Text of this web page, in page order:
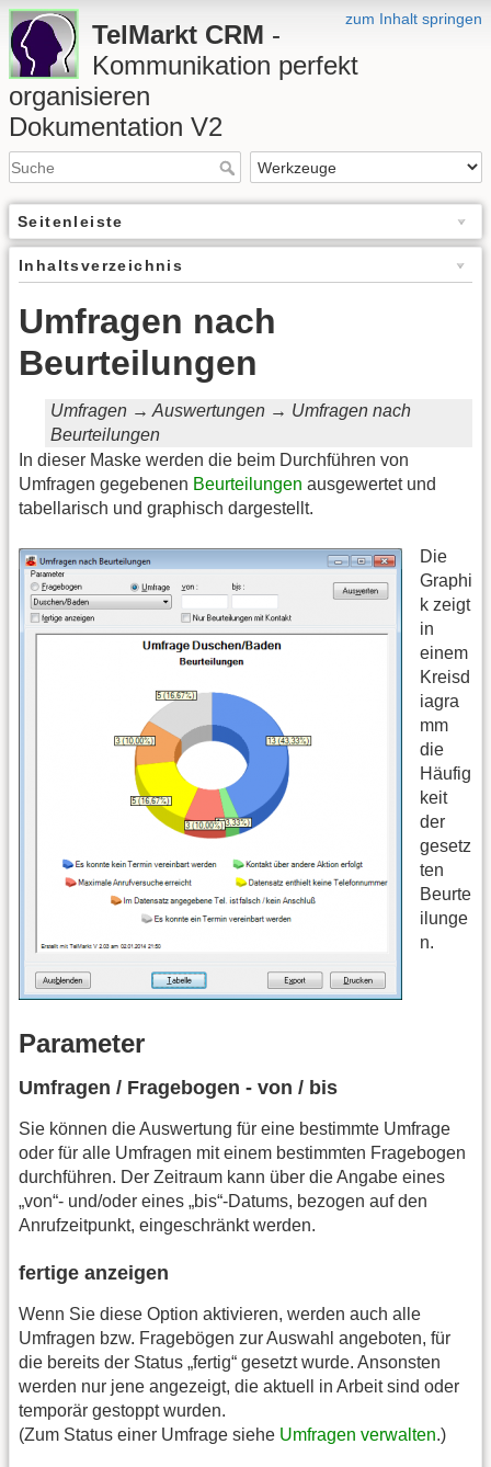
zum Inhalt springen
TelMarkt CRM -
Kommunikation perfekt
organisieren
Dokumentation V2
Seitenleiste
Inhaltsverzeichnis
Umfragen nach
Beurteilungen
Umfragen → Auswertungen → Umfragen nach
Beurteilungen
In dieser Maske werden die beim Durchführen von
Umfragen gegebenen Beurteilungen ausgewertet und
tabellarisch und graphisch dargestellt.
Die
Graphi
k zeigt
in
einem
Kreisd
iagra
mm
die
Häufig
keit
der
gesetz
ten
Beurte
ilunge
n.
Parameter
Umfragen / Fragebogen - von / bis
Sie können die Auswertung für eine bestimmte Umfrage
oder für alle Umfragen mit einem bestimmten Fragebogen
durchführen. Der Zeitraum kann über die Angabe eines
„von“- und/oder eines „bis“-Datums, bezogen auf den
Anrufzeitpunkt, eingeschränkt werden.
fertige anzeigen
Wenn Sie diese Option aktivieren, werden auch alle
Umfragen bzw. Fragebögen zur Auswahl angeboten, für
die bereits der Status „fertig“ gesetzt wurde. Ansonsten
werden nur jene angezeigt, die aktuell in Arbeit sind oder
temporär gestoppt wurden.
(Zum Status einer Umfrage siehe Umfragen verwalten.)